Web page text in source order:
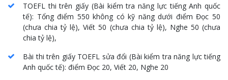
TOEFL thi trên giấy (Bài kiểm tra năng lực tiếng Anh quốc
tế): Tổng điểm 550không có kỹ năng dưới điểmĐọc 50
(chưa chia tỷ lệ), Viết 50 (chưa chia tỷ lệ), Nghe 50 (chưa
chia tỷ lệ),
Bài thi trên giấy TOEFL sửa đổi (Bài kiểm tra năng lực tiếng
Anh quốc tế): điểm Đọc 20, Viết 20, Nghe 20